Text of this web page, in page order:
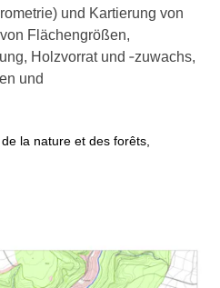
und Kartierung von
Flächengrößen,
Holzvorrat und ‑zuwachs,
und
la nature et des forêts,